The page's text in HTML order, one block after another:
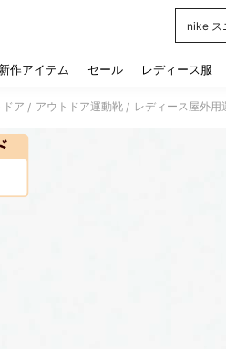
nike ス
新作アイテム セール レディース服
ア / アウトドア運動靴 / レディース屋外用